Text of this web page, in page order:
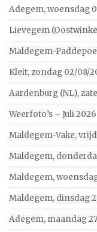
Adegem, woensdag
Lievegem
Maldegem-
Kleit, zondag 02/08/
Aardenburg (NL),
Weerfoto’s – Juli 2026
Maldegem-Vake,
Maldegem,
Maldegem,
Maldegem, dinsdag
Adegem, maandag